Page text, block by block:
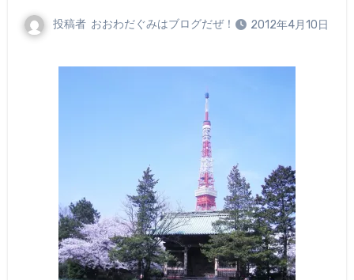
投稿者 おおわだぐみはブログだぜ！ 2012年4月10日